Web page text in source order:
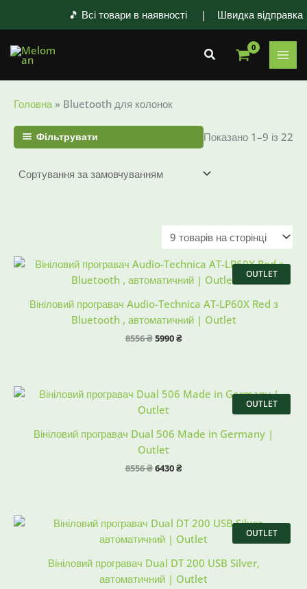
🎵 Всі товари в наявності | Швидка
Пошук
Головна » Bluetooth для колонок
Фільтрувати Показано 1–9 із 22
Вініловий програвач Audio-Technica AT-LP60X Red з
Bluetooth , автоматичний | Outlet
8556₴
Оригінальна
8556 ₴.
5990₴
Поточна
5990 ₴.
OUTLET
Вініловий програвач Dual 506 Made in Germany |
Outlet
8556₴
Оригінальна
ціна:
8556 ₴.
6430₴
Поточна
OUTLET
Вініловий програвач Dual DT 200 USB Silver,
автоматичний | Outlet
Оригінальна
8556 ₴.
Поточна
ціна:
5430 ₴.
OUTLET